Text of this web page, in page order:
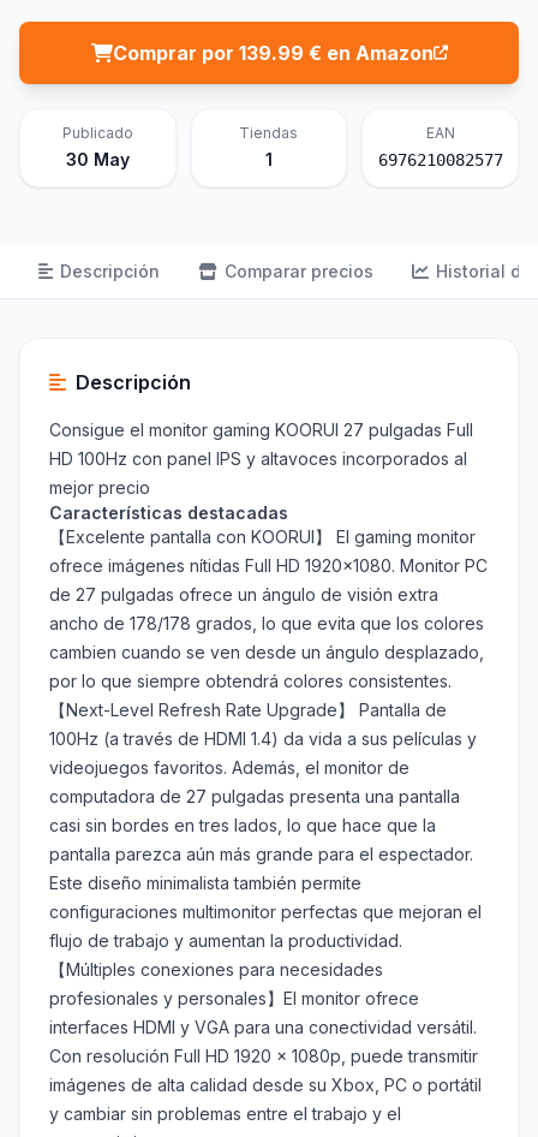
Comprar por 139.99 € en Amazon
Publicado
30 May
Tiendas
1
EAN
6976210082577
Descripción Comparar precios Historial de
Descripción
Consigue el monitor gaming KOORUI 27 pulgadas Full
HD 100Hz con panel IPS y altavoces incorporados al
mejor precio
Características destacadas
【Excelente pantalla con KOORUI】 El gaming monitor
ofrece imágenes nítidas Full HD 1920x1080. Monitor PC
de 27 pulgadas ofrece un ángulo de visión extra
ancho de 178/178 grados, lo que evita que los colores
cambien cuando se ven desde un ángulo desplazado,
por lo que siempre obtendrá colores consistentes.
【Next-Level Refresh Rate Upgrade】 Pantalla de
100Hz (a través de HDMI 1.4) da vida a sus películas y
videojuegos favoritos. Además, el monitor de
computadora de 27 pulgadas presenta una pantalla
casi sin bordes en tres lados, lo que hace que la
pantalla parezca aún más grande para el espectador.
Este diseño minimalista también permite
configuraciones multimonitor perfectas que mejoran el
flujo de trabajo y aumentan la productividad.
【Múltiples conexiones para necesidades
profesionales y personales】El monitor ofrece
interfaces HDMI y VGA para una conectividad versátil.
Con resolución Full HD 1920 x 1080p, puede transmitir
imágenes de alta calidad desde su Xbox, PC o portátil
y cambiar sin problemas entre el trabajo y el